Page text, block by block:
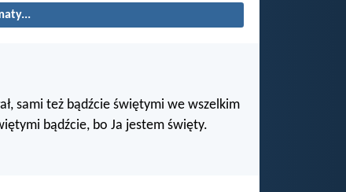
sami też bądźcie świętymi we wszelkim
bądźcie, bo Ja jestem święty.